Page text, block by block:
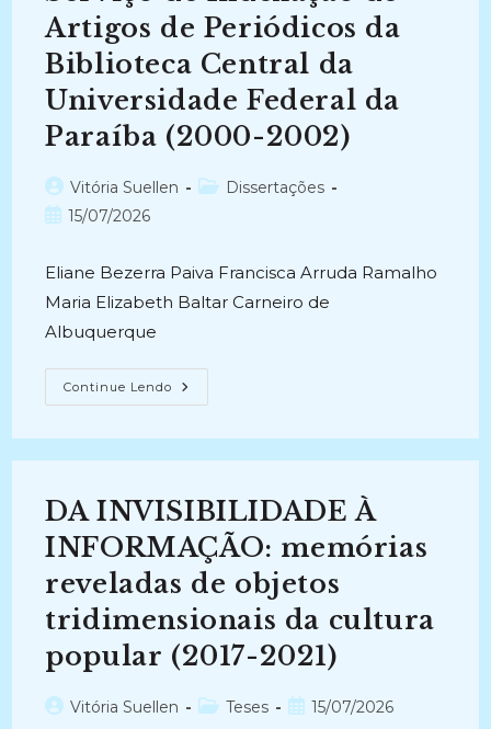
Artigos de Periódicos da
Biblioteca Central da
Universidade Federal da
Paraíba (2000-2002)
Autor
do
Vitória Suellen
Categoria
Dissertações
Post15/07/2026
Eliane Bezerra Paiva Francisca Arruda Ramalho
Maria Elizabeth Baltar Carneiro de
Albuquerque
Continue Lendo ENTRE
AS
DESEJOS:
Do
Serviço
De
Indexação
Artigos
Periódicos
Da
Biblioteca
Central
Universidade
Federal
DA INVISIBILIDADE À
INFORMAÇÃO: memórias
reveladas de objetos
tridimensionais da cultura
popular (2017-2021)
AutorVitória Suellen
Categoria
Teses
Post15/07/2026